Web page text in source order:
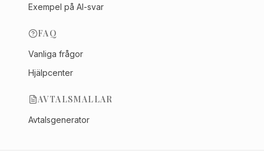
Exempel på AI-svar
FAQ
Vanliga frågor
Hjälpcenter
AVTALSMALLAR
Avtalsgenerator